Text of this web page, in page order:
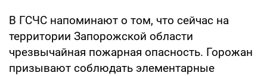
В ГСЧС напоминают о том, что сейчас на
территории Запорожской области
чрезвычайная пожарная опасность. Горожан
призывают соблюдать элементарные